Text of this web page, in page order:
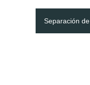
Separación